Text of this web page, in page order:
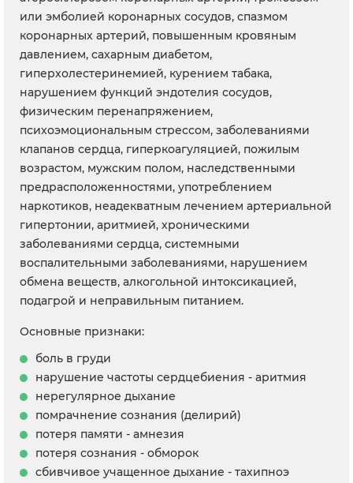
или эмболией коронарных сосудов, спазмом
коронарных артерий, повышенным кровяным
давлением, сахарным диабетом,
гиперхолестеринемией, курением табака,
нарушением функций эндотелия сосудов,
физическим перенапряжением,
психоэмоциональным стрессом, заболеваниями
клапанов сердца, гиперкоагуляцией, пожилым
возрастом, мужским полом, наследственными
предрасположенностями, употреблением
наркотиков, неадекватным лечением артериальной
гипертонии, аритмией, хроническими
заболеваниями сердца, системными
воспалительными заболеваниями, нарушением
обмена веществ, алкогольной интоксикацией,
подагрой и неправильным питанием.
Основные признаки:
боль в груди
нарушение частоты сердцебиения - аритмия
нерегулярное дыхание
помрачнение сознания (делирий)
потеря памяти - амнезия
потеря сознания - обморок
сбивчивое учащенное дыхание - тахипноэ